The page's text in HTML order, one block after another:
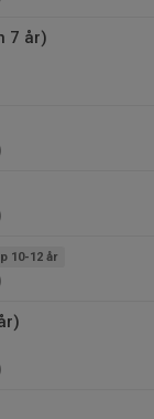
7 år)
10-12 år